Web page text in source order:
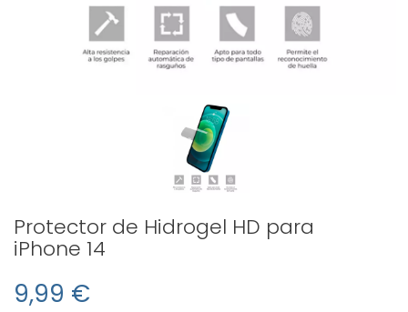
Protector de Hidrogel HD para
iPhone 14
9,99 €